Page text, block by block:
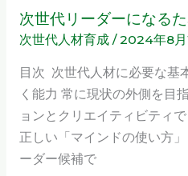
加
者
集
の
お
知
ら
次世代リーダーになる
次世代人材育成/2024年8月
目次 次世代人材に必要な基
く能力 常に現状の外側を目
ョンとクリエイティビティ
正しい「マインドの使い方
ーダー候補で
次
世
ー